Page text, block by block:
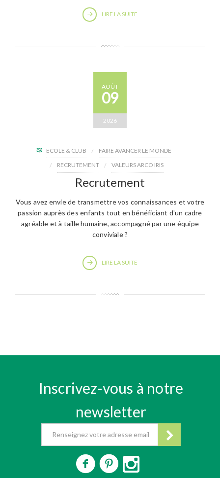
LIRE LA SUITE
AOÛT
09
2026
ECOLE & CLUB
FAIRE AVANCER LE MONDE
RECRUTEMENT
VALEURS ARCO IRIS
Recrutement
Vous avez envie de transmettre vos connaissances et votre
passion auprès des enfants tout en bénéficiant d'un cadre
agréable et à taille humaine, accompagné par une équipe
conviviale ?
LIRE LA SUITE
Inscrivez-vous à notre
newsletter